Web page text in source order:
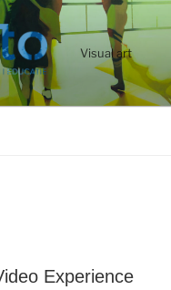
Visual art
Experience